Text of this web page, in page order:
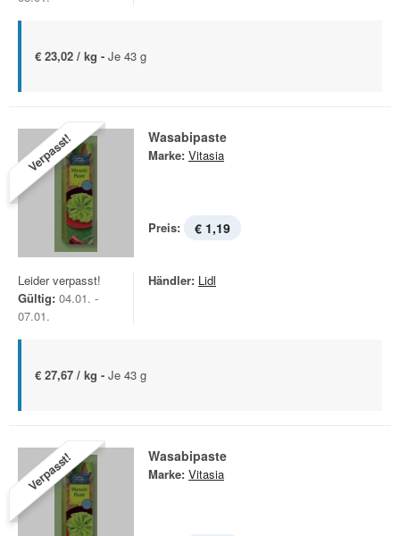
€ 23,02 / kg - Je 43 g
Verpasst! Wasabipaste
Marke: Vitasia
Preis: € 1,19
Leider verpasst!
Gültig: 04.01. -
07.01.
Händler: Lidl
€ 27,67 / kg - Je 43 g
Verpasst! Wasabipaste
Marke: Vitasia